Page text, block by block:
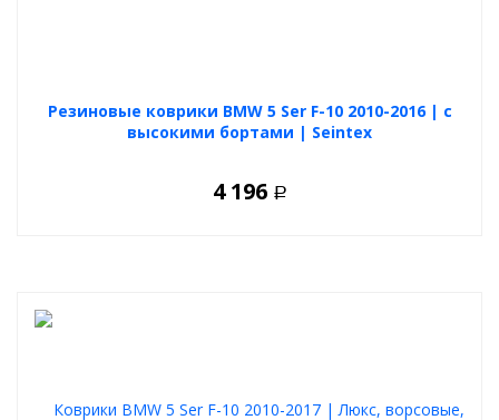
Резиновые коврики BMW 5 Ser F-10 2010-2016 | с
высокими бортами | Seintex
4 196 Р